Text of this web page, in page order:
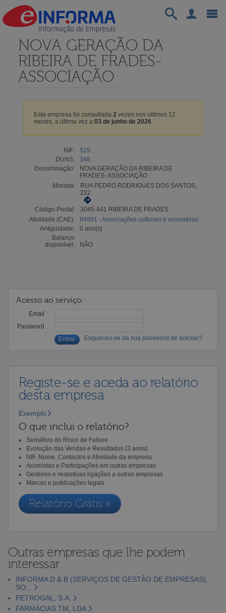
NOVA GERAÇÃO DA
RIBEIRA DE FRADES-
ASSOCIAÇÃO
Esta empresa foi consultada 2 vezes nos últimos 12
meses, a última vez a 03 de junho de 2026.
NIF:
519...
DUNS:
348...
Denominação:
NOVA GERAÇÃO DA RIBEIRA DE
FRADES- ASSOCIAÇÃO
Morada:
RUA PEDRO RODRIGUES DOS SANTOS,
222
Código Postal:
3045-441 RIBEIRA DE FRADES
Atividade (CAE):
94991 - Associações culturais e recreativas
Antiguidade:
0 ano(s)
Balanço
disponível:
NÃO
Acesso ao serviço:
Email
Password
Esqueceu-se da sua password de acesso?
Registe-se e aceda ao relatório
desta empresa
Exemplo
O que inclui o relatório?
Semáforo do Risco de Failure
Evolução das Vendas e Resultados (3 anos)
NIF, Nome, Contactos e Atividade da empresa
Acionistas e Participações em outras empresas
Gestores e respetivas ligações a outras empresas
Marcas e publicações legais
Relatório Grátis »
Outras empresas que lhe podem
interessar
INFORMA D & B (SERVIÇOS DE GESTÃO DE EMPRESAS),
SO...
PETROGAL, S.A.
FARMÁCIAS TM, LDA